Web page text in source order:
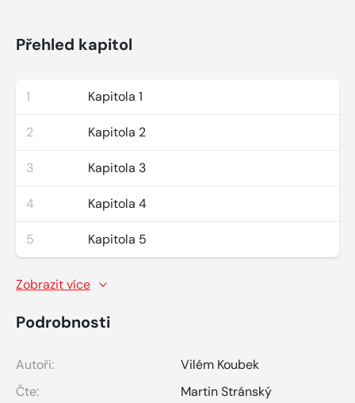
Přehled kapitol
1 Kapitola 1
2 Kapitola 2
3 Kapitola 3
4 Kapitola 4
5 Kapitola 5
Zobrazit více
Podrobnosti
Autoři:
Vilém Koubek
Čte:
Martin Stránský